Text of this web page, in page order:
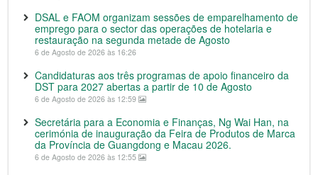
DSAL e FAOM organizam sessões de emparelhamento de
emprego para o sector das operações de hotelaria e
restauração na segunda metade de Agosto
6 de Agosto de 2026 às 16:26
Candidaturas aos três programas de apoio financeiro da
DST para 2027 abertas a partir de 10 de Agosto
6 de Agosto de 2026 às 12:59
Secretária para a Economia e Finanças, Ng Wai Han, na
cerimónia de inauguração da Feira de Produtos de Marca
da Província de Guangdong e Macau 2026.
6 de Agosto de 2026 às 12:55